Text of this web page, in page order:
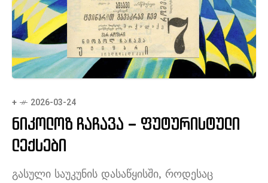
+ 2026-03-24
ნიკოლოზ ჩაჩავა – ფუტურისტული
ლექსები
გასული საუკუნის დასაწყისში, როდესაც